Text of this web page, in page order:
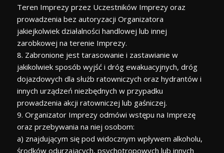
Teren Imprezy przez Uczestników Imprezy oraz
prowadzenia bez autoryzacji Organizatora
jakiejkolwiek działalności handlowej lub innej
zarobkowej na terenie Imprezy.
8. Zabronione jest tarasowanie i zastawianie w
jakikolwiek sposób wyjść i dróg ewakuacyjnych, dróg
dojazdowych dla służb ratowniczych oraz hydrantów i
innych urządzeń niezbędnych w przypadku
prowadzenia akcji ratowniczej lub gaśniczej.
9. Organizator Imprezy odmówi wstępu na Imprezę
oraz przebywania na niej osobom:
a) znajdującym się pod widocznym wpływem alkoholu,
środków odurzających, psychotropowych lub innych